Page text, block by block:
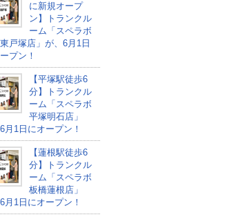
に新規オープ
ン】トランクル
ーム「スペラボ
戸塚店」が、6月1日
プン！
【平塚駅徒歩6
分】トランクル
ーム「スペラボ
平塚明石店」
月1日にオープン！
【蓮根駅徒歩6
分】トランクル
ーム「スペラボ
板橋蓮根店」
月1日にオープン！